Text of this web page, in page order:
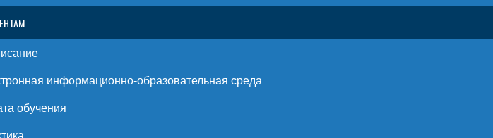
информационно-образовательная среда
обучения